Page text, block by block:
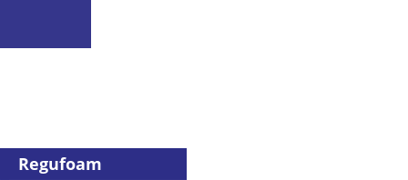
Regufoam